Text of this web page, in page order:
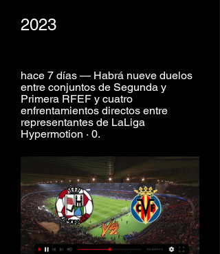
2023
hace 7 días — Habrá nueve duelos
entre conjuntos de Segunda y
Primera RFEF y cuatro
enfrentamientos directos entre
representantes de LaLiga
Hypermotion · 0.